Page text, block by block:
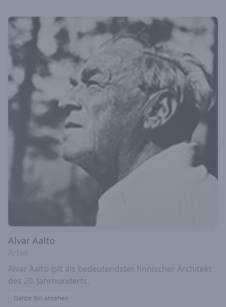
Alvar Aalto
Alvar Aalto gilt als bedeutendster finnischer Architekt
des 20. Jahrhunderts.
Ganze Bio ansehen